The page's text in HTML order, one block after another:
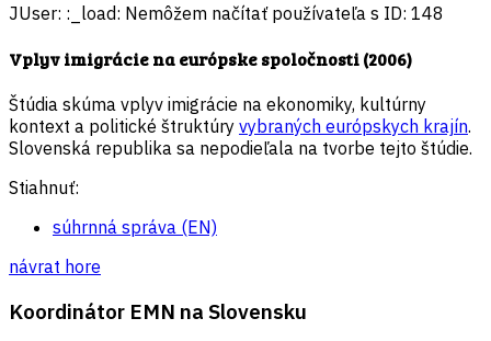
JUser: :_load: Nemôžem načítať používateľa s ID: 148
Vplyv imigrácie na európske spoločnosti (2006)
Štúdia skúma vplyv imigrácie na ekonomiky, kultúrny
kontext a politické štruktúry vybraných európskych krajín.
Slovenská republika sa nepodieľala na tvorbe tejto štúdie.
Stiahnuť:
súhrnná správa (EN)
návrat hore
Koordinátor EMN na Slovensku